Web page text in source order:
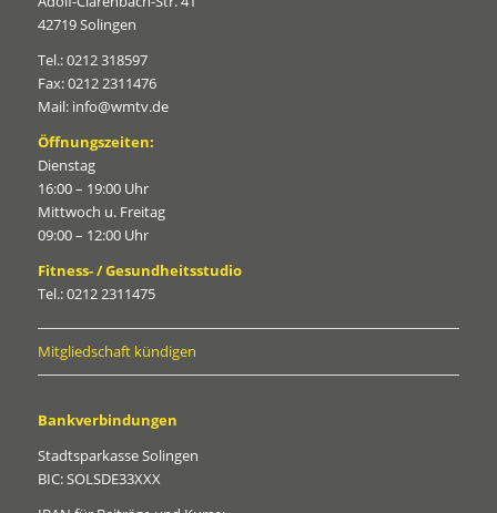
42719 Solingen
Tel.: 0212 318597
Fax: 0212 2311476
Mail: info@wmtv.de
Öffnungszeiten:
Dienstag
16:00 – 19:00 Uhr
Mittwoch u. Freitag
09:00 – 12:00 Uhr
Fitness- / Gesundheitsstudio
Tel.: 0212 2311475
Mitgliedschaft kündigen
Bankverbindungen
Stadtsparkasse Solingen
BIC: SOLSDE33XXX